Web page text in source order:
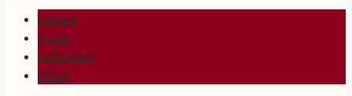
Gebäck
grusel
Halloween
Kekse